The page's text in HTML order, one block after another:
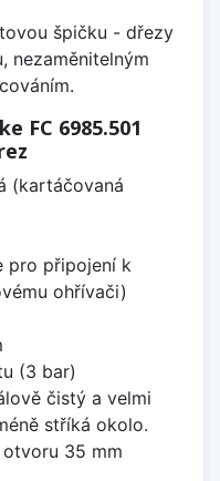
špičku - dřezy
nezaměnitelným
FC 6985.501
(kartáčovaná
pro připojení k
ohřívači)
(3 bar)
čistý a velmi
stříká okolo.
35 mm